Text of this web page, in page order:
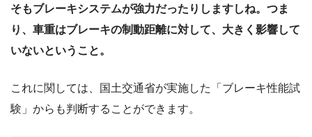
そもブレーキシステムが強力だったりしますしね。つま
り、車重はブレーキの制動距離に対して、大きく影響して
いないということ。
これに関しては、国土交通省が実施した「ブレーキ性能試
験」からも判断することができます。